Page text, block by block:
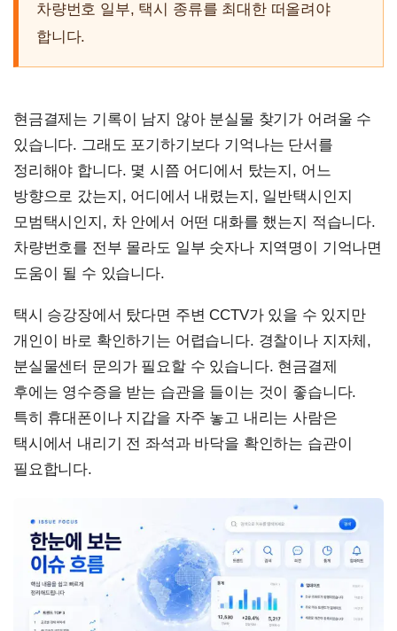
차량번호 일부, 택시 종류를 최대한 떠올려야
합니다.
현금결제는 기록이 남지 않아 분실물 찾기가 어려울 수
있습니다. 그래도 포기하기보다 기억나는 단서를
정리해야 합니다. 몇 시쯤 어디에서 탔는지, 어느
방향으로 갔는지, 어디에서 내렸는지, 일반택시인지
모범택시인지, 차 안에서 어떤 대화를 했는지 적습니다.
차량번호를 전부 몰라도 일부 숫자나 지역명이 기억나면
도움이 될 수 있습니다.
택시 승강장에서 탔다면 주변 CCTV가 있을 수 있지만
개인이 바로 확인하기는 어렵습니다. 경찰이나 지자체,
분실물센터 문의가 필요할 수 있습니다. 현금결제
후에는 영수증을 받는 습관을 들이는 것이 좋습니다.
특히 휴대폰이나 지갑을 자주 놓고 내리는 사람은
택시에서 내리기 전 좌석과 바닥을 확인하는 습관이
필요합니다.